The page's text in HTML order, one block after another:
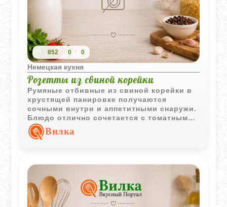
852 0 0
Немецкая кухня
Розетты из свиной корейки
Румяные отбивные из свиной корейки в
хрустящей панировке получаются
сочными внутри и аппетитными снаружи.
Блюдо отлично сочетается с томатным
соусом и любым гарниром на выбор.
Вилка